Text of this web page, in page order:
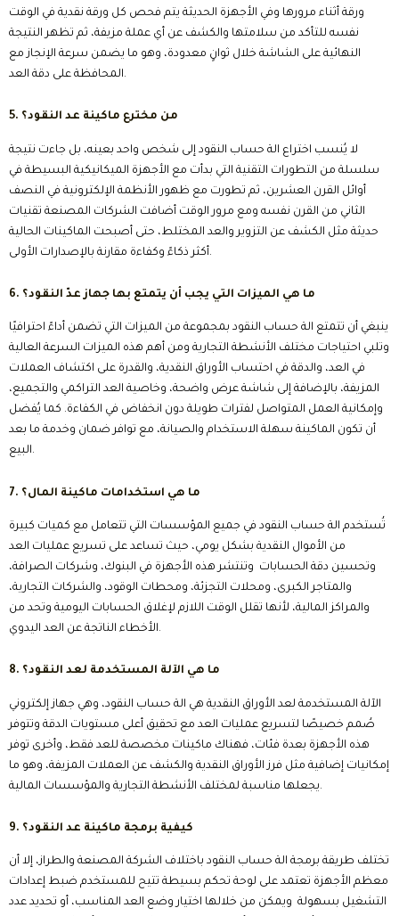
ورقة أثناء مرورها وفي الأجهزة الحديثة يتم فحص كل ورقة نقدية في الوقت
نفسه للتأكد من سلامتها والكشف عن أي عملة مزيفة، ثم تظهر النتيجة
النهائية على الشاشة خلال ثوانٍ معدودة، وهو ما يضمن سرعة الإنجاز مع
المحافظة على دقة العد.
5. من مخترع ماكينة عد النقود؟
لا يُنسب اختراع الة حساب النقود إلى شخص واحد بعينه، بل جاءت نتيجة
سلسلة من التطورات التقنية التي بدأت مع الأجهزة الميكانيكية البسيطة في
أوائل القرن العشرين، ثم تطورت مع ظهور الأنظمة الإلكترونية في النصف
الثاني من القرن نفسه ومع مرور الوقت أضافت الشركات المصنعة تقنيات
حديثة مثل الكشف عن التزوير والعد المختلط، حتى أصبحت الماكينات الحالية
أكثر ذكاءً وكفاءة مقارنة بالإصدارات الأولى.
6. ما هي الميزات التي يجب أن يتمتع بها جهاز عدّ النقود؟
ينبغي أن تتمتع الة حساب النقود بمجموعة من الميزات التي تضمن أداءً احترافيًا
وتلبي احتياجات مختلف الأنشطة التجارية ومن أهم هذه الميزات السرعة العالية
في العد، والدقة في احتساب الأوراق النقدية، والقدرة على اكتشاف العملات
المزيفة، بالإضافة إلى شاشة عرض واضحة، وخاصية العد التراكمي والتجميع،
وإمكانية العمل المتواصل لفترات طويلة دون انخفاض في الكفاءة. كما يُفضل
أن تكون الماكينة سهلة الاستخدام والصيانة، مع توافر ضمان وخدمة ما بعد
البيع.
7. ما هي استخدامات ماكينة المال؟
تُستخدم الة حساب النقود في جميع المؤسسات التي تتعامل مع كميات كبيرة
من الأموال النقدية بشكل يومي، حيث تساعد على تسريع عمليات العد
وتحسين دقة الحسابات وتنتشر هذه الأجهزة في البنوك، وشركات الصرافة،
والمتاجر الكبرى، ومحلات التجزئة، ومحطات الوقود، والشركات التجارية،
والمراكز المالية، لأنها تقلل الوقت اللازم لإغلاق الحسابات اليومية وتحد من
الأخطاء الناتجة عن العد اليدوي.
8. ما هي الآلة المستخدمة لعد النقود؟
الآلة المستخدمة لعد الأوراق النقدية هي الة حساب النقود، وهي جهاز إلكتروني
صُمم خصيصًا لتسريع عمليات العد مع تحقيق أعلى مستويات الدقة وتتوفر
هذه الأجهزة بعدة فئات، فهناك ماكينات مخصصة للعد فقط، وأخرى توفر
إمكانيات إضافية مثل فرز الأوراق النقدية والكشف عن العملات المزيفة، وهو ما
يجعلها مناسبة لمختلف الأنشطة التجارية والمؤسسات المالية.
9. كيفية برمجة ماكينة عد النقود؟
تختلف طريقة برمجة الة حساب النقود باختلاف الشركة المصنعة والطراز، إلا أن
معظم الأجهزة تعتمد على لوحة تحكم بسيطة تتيح للمستخدم ضبط إعدادات
التشغيل بسهولة ويمكن من خلالها اختيار وضع العد المناسب، أو تحديد عدد